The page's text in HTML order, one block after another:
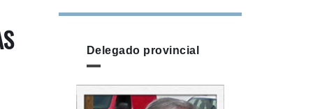
Delegado provincial